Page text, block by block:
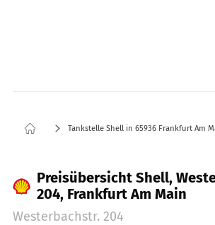
Tankstelle Shell in 65936 Frankfurt Am
Preisübersicht Shell,
204, Frankfurt Am Main
Westerbachstr. 204